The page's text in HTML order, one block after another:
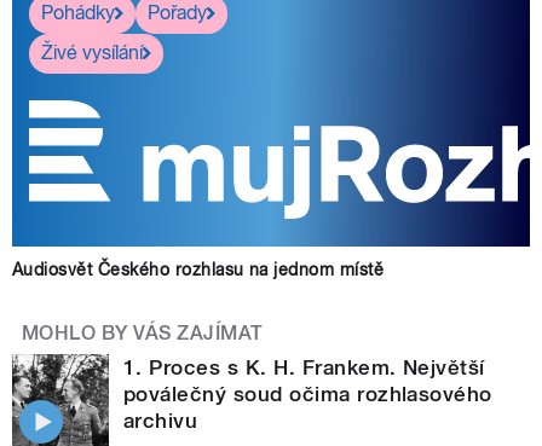
Pohádky
Pořady
Živé vysílání
Audiosvět Českého rozhlasu na jednom místě
MOHLO BY VÁS ZAJÍMAT
1. Proces s K. H. Frankem. Největší
poválečný soud očima rozhlasového
archivu